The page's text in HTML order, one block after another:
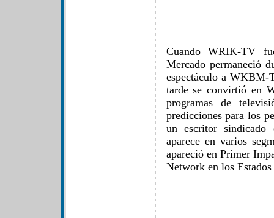
Cuando WRIK-TV
Mercado permaneció
espectáculo a
tarde se convirtió en
programas de
predicciones para los
un escritor
aparece en varios
apareció en Primer
Network en los